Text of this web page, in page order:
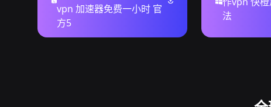
vpn 加速器免费一小时 官
方5
法